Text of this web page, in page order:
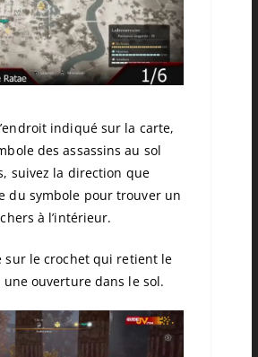
indiqué sur la carte,
des assassins au sol
suivez la direction que
du symbole pour trouver un
à l’intérieur.
sur le crochet qui retient le
ouverture dans le sol.